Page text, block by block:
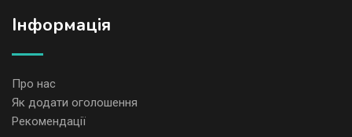
Iнформація
Про нас
Як додати оголошення
Рекомендації